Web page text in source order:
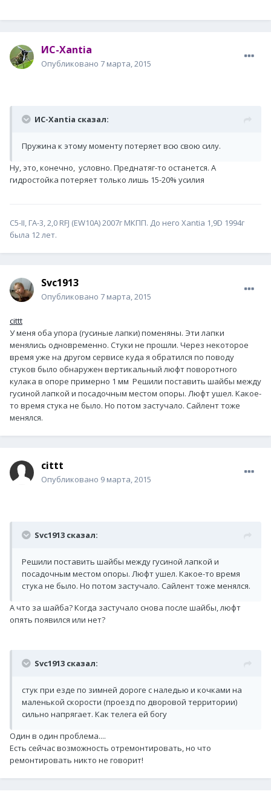
ИС-Xantia
Опубликовано 7 марта, 2015
ИС-Xantia сказал:
Пружина к этому моменту потеряет всю свою силу.
Ну, это, конечно, условно. Преднатяг-то останется. А
гидростойка потеряет только лишь 15-20% усилия
С5-II, ГА-3, 2,0 RFJ (EW10A) 2007г МКПП. До него Xantia 1,9D 1994г
была 12 лет.
Svc1913
Опубликовано 7 марта, 2015
cittt
У меня оба упора (гусиные лапки) поменяны. Эти лапки
менялись одновременно. Стуки не прошли. Через некоторое
время уже на другом сервисе куда я обратился по поводу
стуков было обнаружен вертикальный люфт поворотного
кулака в опоре примерно 1 мм Решили поставить шайбы между
гусиной лапкой и посадочным местом опоры. Люфт ушел. Какое-
то время стука не было. Но потом застучало. Сайлент тоже
менялся.
cittt
Опубликовано 9 марта, 2015
Svc1913 сказал:
Решили поставить шайбы между гусиной лапкой и
посадочным местом опоры. Люфт ушел. Какое-то время
стука не было. Но потом застучало. Сайлент тоже менялся.
А что за шайба? Когда застучало снова после шайбы, люфт
опять появился или нет?
Svc1913 сказал:
стук при езде по зимней дороге с наледью и кочками на
маленькой скорости (проезд по дворовой территории)
сильно напрягает. Как телега ей богу
Один в один проблема....
Есть сейчас возможность отремонтировать, но что
ремонтировать никто не говорит!